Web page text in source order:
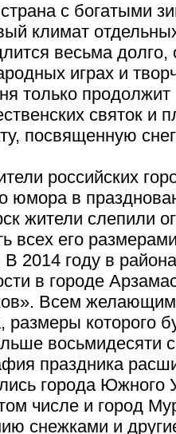
с богатыми
климат
весьма долго,
играх и
только
святок и
посвященную
российских
юмора в
жители слепили
всех его
В 2014 году в
в городе
Всем
размеры которого
восьмидесяти
праздника
города Южного
числе и город
снежками и